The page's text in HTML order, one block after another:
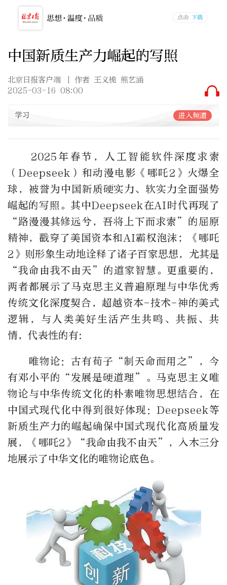
中国新质生产力崛起的写照
北京日报客户端
| 作者 王义桅 熊艺涵
2025-03-16 08:00
学习 进入频道
2025年春节，人工智能软件深度求索
（Deepseek）和动漫电影《哪吒2》火爆全
球，被誉为中国新质硬实力、软实力全面强势
崛起的写照。其中Deepseek在AI时代再现了
“路漫漫其修远兮，吾将上下而求索”的屈原
精神，戳穿了美国资本和AI霸权泡沫；《哪吒
2》则形象生动地诠释了诸子百家思想，尤其是
“我命由我不由天”的道家智慧。更重要的，
两者都展示了马克思主义普遍原理与中华优秀
传统文化深度契合，超越资本-技术-神的美式
逻辑，与人类美好生活产生共鸣、共振、共
情，代表性的有:
唯物论：古有荀子“制天命而用之”，今
有邓小平的“发展是硬道理”。马克思主义唯
物论与中华传统文化的朴素唯物思想结合，在
中国式现代化中得到很好体现：Deepseek等
新质生产力的崛起确保中国式现代化高质量发
展，《哪吒2》“我命由我不由天”，入木三分
地展示了中华文化的唯物论底色。